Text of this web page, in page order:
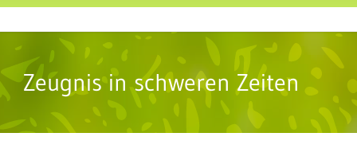
Zeugnis in schweren Zeiten